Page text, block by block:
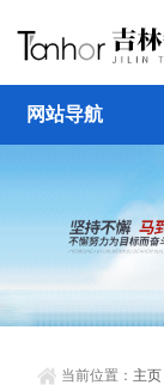
网站导航
当前位置： 主页